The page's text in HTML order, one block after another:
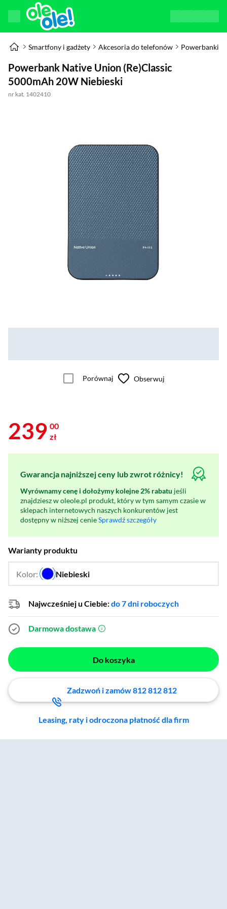
Smartfony i gadżety Akcesoria do telefonów Powerbanki
Powerbank Native Union (Re)Classic
5000mAh 20W Niebieski
nr kat. 1402410
Porównaj Obserwuj
239 00
zł
Gwarancja najniższej ceny lub zwrot różnicy!
Wyrównamy cenę i dołożymy kolejne 2% rabatu jeśli
znajdziesz w oleole.pl produkt, który w tym samym czasie w
sklepach internetowych naszych konkurentów jest
dostępny w niższej cenieSprawdź szczegóły
Warianty produktu
Kolor: Niebieski
…
Najwcześniej u Ciebie:do 7 dni roboczych
Darmowa dostawa (otworzy się w nowym oknie)
Do koszyka
Zadzwoń i zamów 812 812 812
Leasing, raty i odroczona płatność dla firm